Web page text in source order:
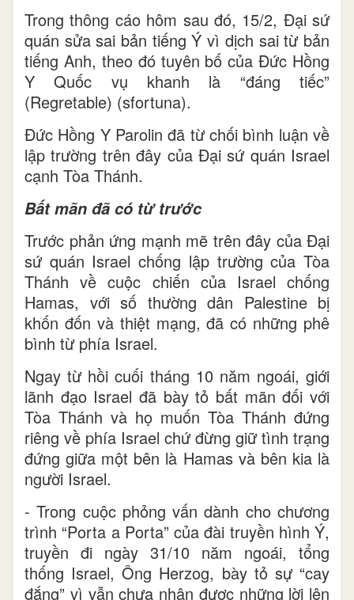
Trong thông cáo hôm sau đó, 15/2, Đại sứ
quán sửa sai bản tiếng Ý vì dịch sai từ bản
tiếng Anh, theo đó tuyên bố của Đức Hồng
Y Quốc vụ khanh là “đáng tiếc”
(Regretable) (sfortuna).
Đức Hồng Y Parolin đã từ chối bình luận về
lập trường trên đây của Đại sứ quán Israel
cạnh Tòa Thánh.
Bất mãn đã có từ trước
Trước phản ứng mạnh mẽ trên đây của Đại
sứ quán Israel chống lập trường của Tòa
Thánh về cuộc chiến của Israel chống
Hamas, với số thường dân Palestine bị
khốn đốn và thiệt mạng, đã có những phê
bình từ phía Israel.
Ngay từ hồi cuối tháng 10 năm ngoái, giới
lãnh đạo Israel đã bày tỏ bất mãn đối với
Tòa Thánh và họ muốn Tòa Thánh đứng
riêng về phía Israel chứ đừng giữ tình trạng
đứng giữa một bên là Hamas và bên kia là
người Israel.
- Trong cuộc phỏng vấn dành cho chương
trình “Porta a Porta” của đài truyền hình Ý,
truyền đi ngày 31/10 năm ngoái, tổng
thống Israel, Ông Herzog, bày tỏ sự “cay
đắng” vì vẫn chưa nhận được những lời lên